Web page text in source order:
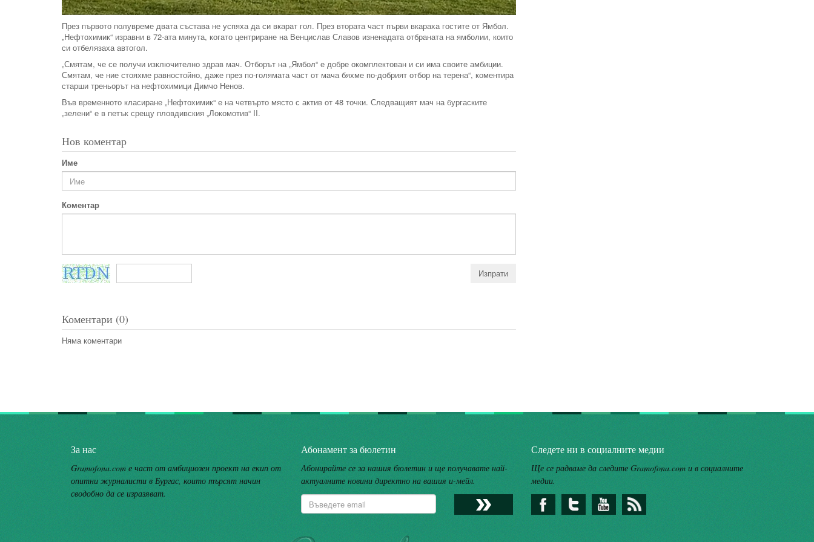
През първото полувреме двата състава не успяха да си вкарат гол. През втората част първи вкараха гостите от Ямбол.
„Нефтохимик“ изравни в 72-ата минута, когато центриране на Венцислав Славов изненадата отбраната на ямболии, които
си отбелязаха автогол.
„Смятам, че се получи изключително здрав мач. Отборът на „Ямбол“ е добре окомплектован и си има своите амбиции.
Смятам, че ние стояхме равностойно, даже през по-голямата част от мача бяхме по-добрият отбор на терена“, коментира
старши треньорът на нефтохимици Димчо Ненов.
Във временното класиране „Нефтохимик“ е на четвърто място с актив от 48 точки. Следващият мач на бургаските
„зелени“ е в петък срещу пловдивския „Локомотив“ II.
Нов коментар
Име
Коментар
Коментари (0)
Няма коментари
За нас
Gramofona.com е част от амбициозен проект на екип от
опитни журналисти в Бургас, които търсят начин
сводобно да се изразяват.
Абонамент за бюлетин
Абонирайте се за нашия бюлетин и ще получавате най-
актуалните новини директно на вашия и-мейл.
Следете ни в социалните медии
Ще се радваме да следите Gramofona.com и в социалните
медии.